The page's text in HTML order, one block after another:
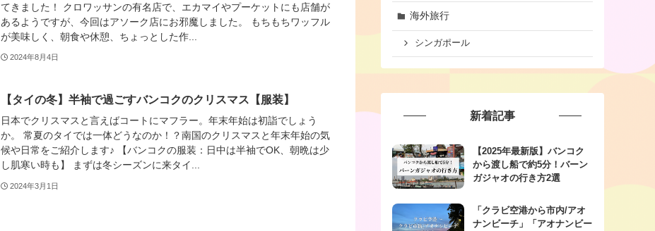
てきました！ クロワッサンの有名店で、エカマイやプーケットにも店舗が
あるようですが、今回はアソーク店にお邪魔しました。 もちもちワッフル
が美味しく、朝食や休憩、ちょっとした作...
2024年8月4日
【タイの冬】半袖で過ごすバンコクのクリスマス【服装】
日本でクリスマスと言えばコートにマフラー。年末年始は初詣でしょう
か。 常夏のタイでは一体どうなのか！？南国のクリスマスと年末年始の気
候や日常をご紹介します♪ 【バンコクの服装：日中は半袖でOK、朝晩は少
し肌寒い時も】 まずは冬シーズンに来タイ...
2024年3月1日
海外旅行
シンガポール
新着記事
【2025年最新版】バンコク
から渡し船で約5分！バーン
ガジャオの行き方2選
「クラビ空港から市内/アオ
ナンビーチ」「アオナンビー